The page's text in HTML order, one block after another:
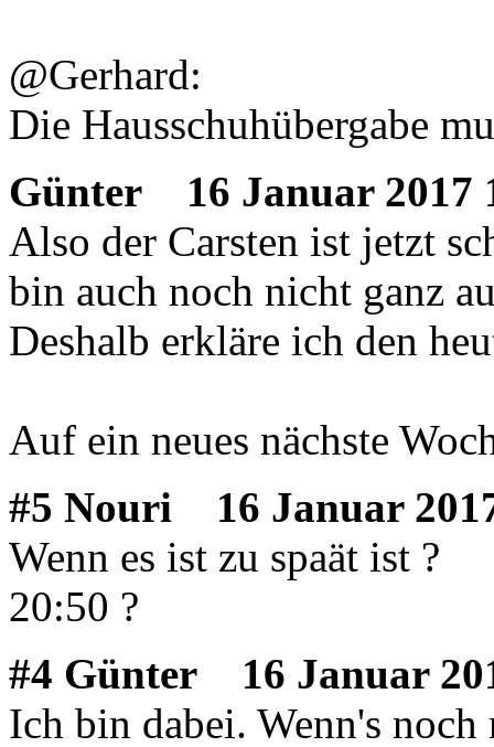
@Gerhard:
Die Hausschuhübergabe
Günter
16 Januar 2017
Also der Carsten ist jetzt
bin auch noch nicht ganz
Deshalb erkläre ich den
Auf ein neues nächste
#5 Nouri
16 Januar
Wenn es ist zu spaät ist ?
20:50 ?
#4 Günter
16 Januar
Ich bin dabei. Wenn's